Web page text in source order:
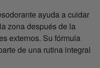
ayuda a cuidar
zona después de la
externos. Su fórmula
de una rutina integral